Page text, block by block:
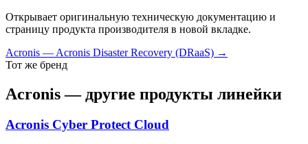
Открывает оригинальную техническую документацию и
страницу продукта производителя в новой вкладке.
Acronis — Acronis Disaster Recovery (DRaaS) →
Тот же бренд
Acronis — другие продукты линейки
Acronis Cyber Protect Cloud